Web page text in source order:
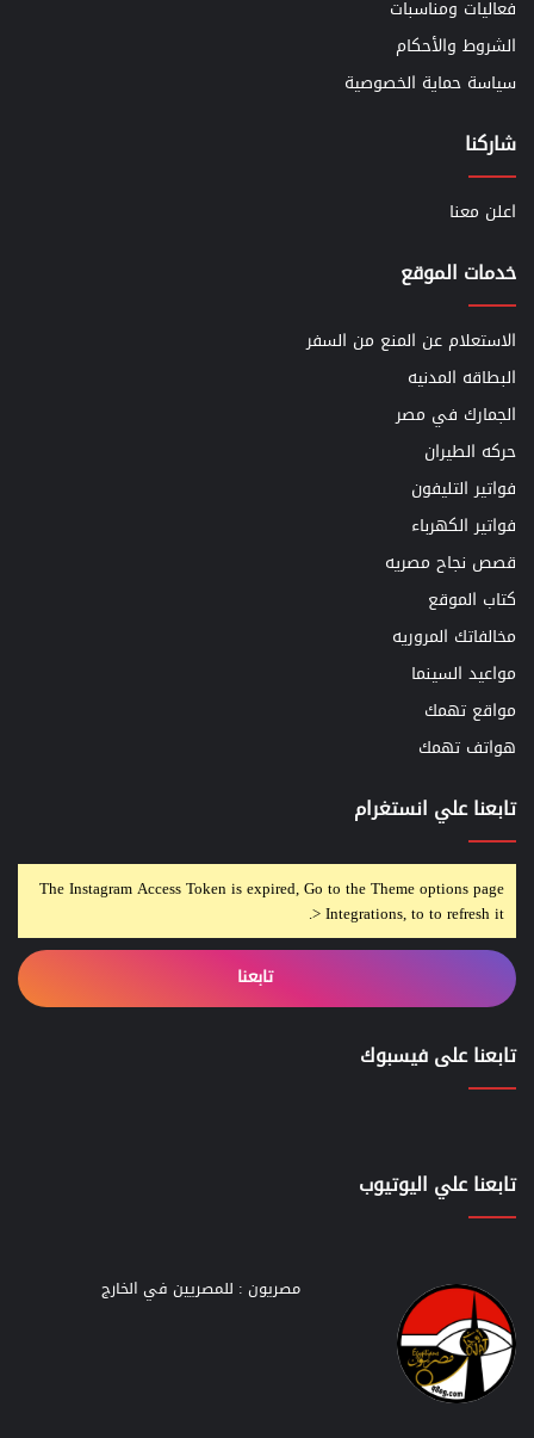
فعاليات ومناسبات
الشروط والأحكام
سياسة حماية الخصوصية
شاركنا
اعلن معنا
خدمات الموقع
الاستعلام عن المنع من السفر
البطاقه المدنيه
الجمارك في مصر
حركه الطيران
فواتير التليفون
فواتير الكهرباء
قصص نجاح مصريه
كتاب الموقع
مخالفاتك المروريه
مواعيد السينما
مواقع تهمك
هواتف تهمك
تابعنا علي انستغرام
The Instagram Access Token is expired, Go to the Theme options page
> Integrations, to to refresh it.
تابعنا
تابعنا على فيسبوك
تابعنا علي اليوتيوب
مصريون : للمصريين في الخارج